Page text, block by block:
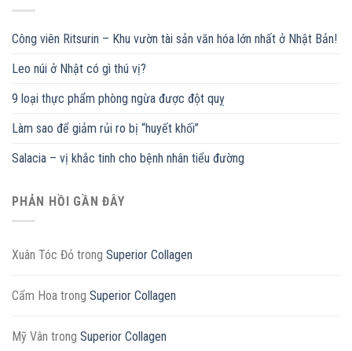
Công viên Ritsurin – Khu vườn tài sản văn hóa lớn nhất ở Nhật Bản!
Leo núi ở Nhật có gì thú vị?
9 loại thực phẩm phòng ngừa được đột quỵ
Làm sao để giảm rủi ro bị “huyết khối”
Salacia – vị khắc tinh cho bệnh nhân tiểu đường
PHẢN HỒI GẦN ĐÂY
Xuân Tóc Đỏ trong Superior Collagen
Cẩm Hoa trong Superior Collagen
Mỹ Vân trong Superior Collagen